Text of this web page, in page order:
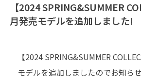
【2024 SPRING&SUMMER
⽉発売モデルを追加しました!
【2024 SPRING&SUMMER
モデルを追加しましたのでお知らせ